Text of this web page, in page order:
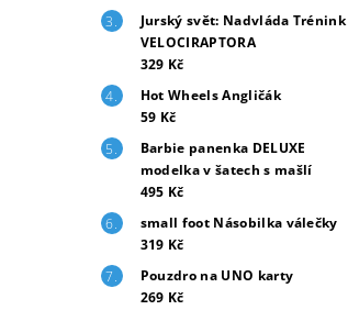
Jurský svět: Nadvláda Trénink
VELOCIRAPTORA
329 Kč
Hot Wheels Angličák
59 Kč
Barbie panenka DELUXE
modelka v šatech s mašlí
495 Kč
small foot Násobilka válečky
319 Kč
Pouzdro na UNO karty
269 Kč